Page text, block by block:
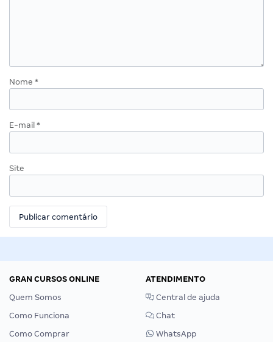
Nome *
E-mail *
Site
GRAN CURSOS ONLINE
Quem Somos
Como Funciona
Como Comprar
ATENDIMENTO
Central de ajuda
Chat
WhatsApp